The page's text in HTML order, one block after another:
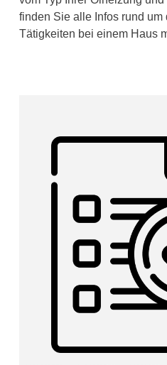
finden Sie alle Infos rund
Tätigkeiten bei einem Haus